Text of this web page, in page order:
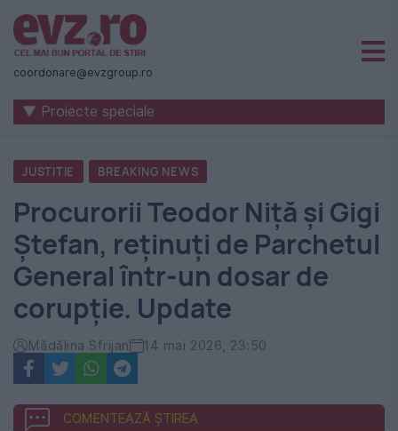
Știri
naționale
internaționale
România
-
Evenimentul
Zilei
coordonare@evzgroup.ro
▼ Proiecte speciale
JUSTITIE BREAKING NEWS
Procurorii Teodor Niță și Gigi
Ștefan, reținuți de Parchetul
General într-un dosar de
corupție. Update
Mădălina Sfrijan 14 mai 2026, 23:50
COMENTEAZĂ ȘTIREA